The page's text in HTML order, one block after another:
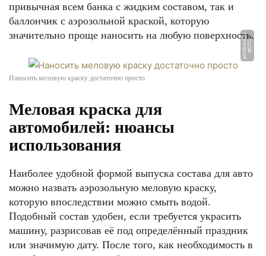
привычная всем банка с жидким составом, так и
баллончик с аэрозольной краской, которую
значительно проще наносить на любую поверхность.
Ф
О
Т
О:
pi
n
t
e
r
e
s
t.
r
u
Наносить меловую краску достаточно просто
Меловая краска для
автомобилей: нюансы
использования
Наиболее удобной формой выпуска состава для авто
можно назвать аэрозольную меловую краску,
которую впоследствии можно смыть водой.
Подобный состав удобен, если требуется украсить
машину, разрисовав её под определённый праздник
или значимую дату. После того, как необходимость в